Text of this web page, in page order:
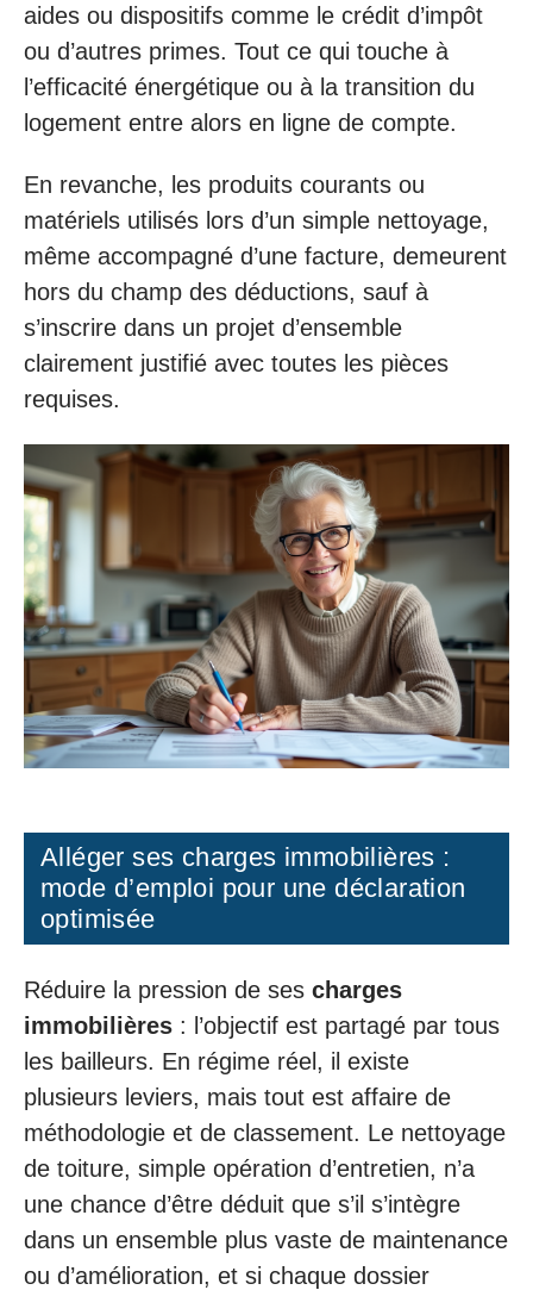
aides ou dispositifs comme le crédit d’impôt
ou d’autres primes. Tout ce qui touche à
l’efficacité énergétique ou à la transition du
logement entre alors en ligne de compte.
En revanche, les produits courants ou
matériels utilisés lors d’un simple nettoyage,
même accompagné d’une facture, demeurent
hors du champ des déductions, sauf à
s’inscrire dans un projet d’ensemble
clairement justifié avec toutes les pièces
requises.
Alléger ses charges immobilières :
mode d’emploi pour une déclaration
optimisée
Réduire la pression de ses charges
immobilières : l’objectif est partagé par tous
les bailleurs. En régime réel, il existe
plusieurs leviers, mais tout est affaire de
méthodologie et de classement. Le nettoyage
de toiture, simple opération d’entretien, n’a
une chance d’être déduit que s’il s’intègre
dans un ensemble plus vaste de maintenance
ou d’amélioration, et si chaque dossier